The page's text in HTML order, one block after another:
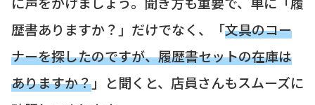
歴書ありますか？」だけでなく、「文具のコー
ナーを探したのですが、履歴書セットの在庫は
ありますか？」と聞くと、店員さんもスムーズに